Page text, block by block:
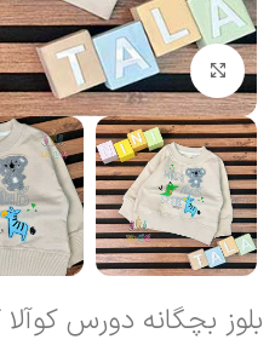
بزرگنمایی تصویر
بلوز بچگانه دورس